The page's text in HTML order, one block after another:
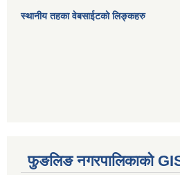
स्थानीय तहका वेबसाईटको लिङ्कहरु
फुङलिङ नगरपालिकाको